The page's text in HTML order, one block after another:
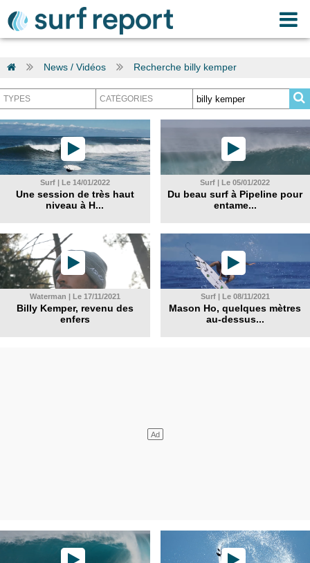
News / Vidéos Recherche billy kemper
Surf | Le 14/01/2022
Une session de très haut
niveau à H...
Surf | Le 05/01/2022
Du beau surf à Pipeline pour
entame...
Waterman | Le 17/11/2021
Billy Kemper, revenu des
enfers
Surf | Le 08/11/2021
Mason Ho, quelques mètres
au-dessus...